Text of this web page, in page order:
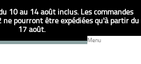
10 au 14 août inclus. Les commandes
ne pourront être expédiées qu'à partir du
17 août.
Menu